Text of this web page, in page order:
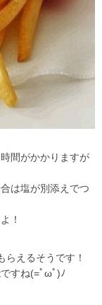
間がかかりますが
は塩が別添えでつ
！
えるそうです！
すね(=ﾟωﾟ)ﾉ